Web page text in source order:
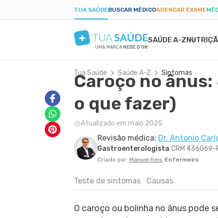
TUA SAÚDEBUSCAR MÉDICOAGENDAR EXAME
SAÚDE A-Z
UMA MARCAREDE D'OR
SINTOMAS
BULAS E REMÉDIOS
EXAMES
VIDA ÍNTIMA
SAÚDE DO HOMEM
PRIMEIROS SOCORROS
DIETAS
JEJUM INTERMITENTE
DIETA DUKAN
GRAVIDEZ SAUDÁVEL
ALIMENTAÇÃO NA GRAVIDEZ
EXERCÍCIO NA GRAVIDEZ
DESCONFORTOS DA GRAVIDEZ
SAÚDE MENTAL
ANSIEDADE
DEPRESSÃO
TDAH
BORDERLINE
FOBIAS
LONGEVIDADE
BELEZA E
CICATRIZ
RUGAS
Tua Saúde Saúde A-Z Sintomas
Caroço no
o que fazer)
Atualizado em maio 2025
Revisão médica: Dr. Antonio
Gastroenterologista CRM 436069-
Criado por: Manuel Reis Enfermeiro
Teste de sintomas Causas
O caroço ou bolinha no ânus pode